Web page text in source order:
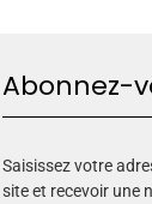
Abonnez-
Saisissez votre
site et recevoir une